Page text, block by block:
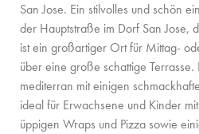
San Jose. Ein stilvolles und schön
der Hauptstraße im Dorf San Jose,
ist ein großartiger Ort für Mittag-
über eine große schattige Terrasse.
mediterran mit einigen
ideal für Erwachsene und Kinder
üppigen Wraps und Pizza sowie